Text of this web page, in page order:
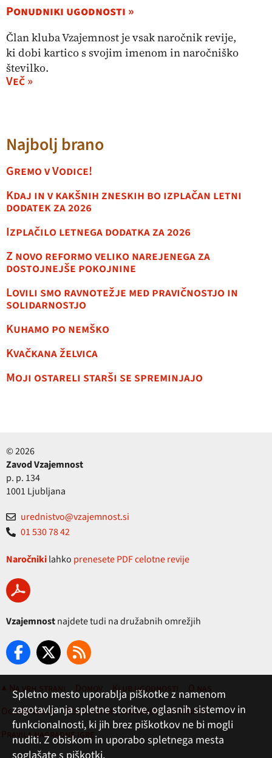
Ponudniki ugodnosti »
Član kluba Vzajemnost je vsak naročnik revije,
ki dobi kartico s svojim imenom in naročniško
številko.
Več »
Najbolj brano
Gremo v Vodice!
Kdaj in v kakšnih zneskih bo izplačan letni
dodatek za 2026
Izplačilo letnega dodatka za 2026
Z novo reformo veliko narejenega za
dostojnejše pokojnine
Lovili smo ravnotežje med pravičnostjo in
solidarnostjo
Kuhamo po nemško
Kvačkana želvica
Moji ostareli starši se spreminjajo
© 2026
Zavod Vzajemnost
p. p. 134
1001 Ljubljana
urednistvo@vzajemnost.si
01 530 78 42
Naročnikilahko prenesete PDF celotne revije
Vzajemnostnajdete tudi na družabnih omrežjih
▲ Na vrh strani Domov Klub ugodnosti
O nas
Oglaševanje
Pogoji rabe, zasebnost in piškotki
Pravila nagradne igre
Spletno mesto uporablja piškotke z namenom
zagotavljanja spletne storitve, oglasnih sistemov in
funkcionalnosti, ki jih brez piškotkov ne bi mogli
nuditi. Z obiskom in uporabo spletnega mesta